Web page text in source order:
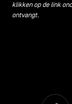
klikken op de link
ontvangt.